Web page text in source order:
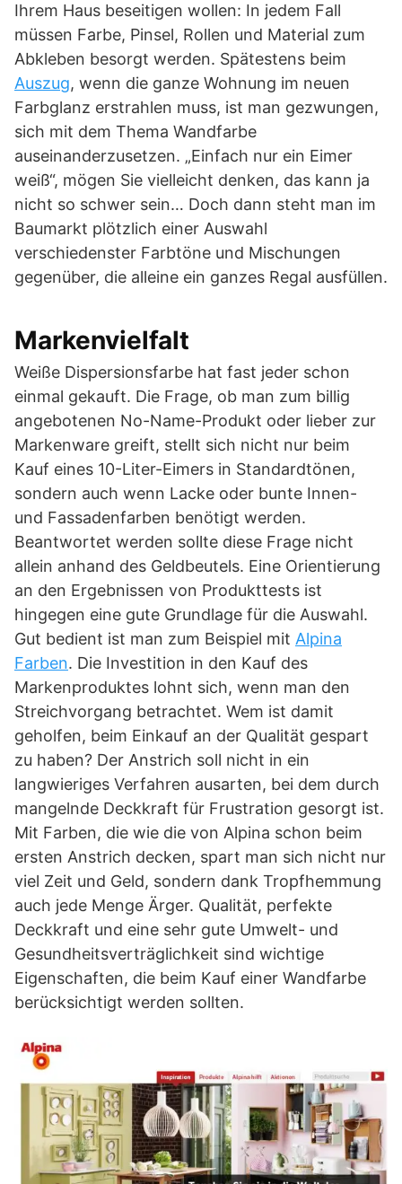
Ihrem Haus beseitigen wollen: In jedem Fall
müssen Farbe, Pinsel, Rollen und Material zum
Abkleben besorgt werden. Spätestens beim
Auszug, wenn die ganze Wohnung im neuen
Farbglanz erstrahlen muss, ist man gezwungen,
sich mit dem Thema Wandfarbe
auseinanderzusetzen. „Einfach nur ein Eimer
weiß“, mögen Sie vielleicht denken, das kann ja
nicht so schwer sein… Doch dann steht man im
Baumarkt plötzlich einer Auswahl
verschiedenster Farbtöne und Mischungen
gegenüber, die alleine ein ganzes Regal ausfüllen.
Markenvielfalt
Weiße Dispersionsfarbe hat fast jeder schon
einmal gekauft. Die Frage, ob man zum billig
angebotenen No-Name-Produkt oder lieber zur
Markenware greift, stellt sich nicht nur beim
Kauf eines 10-Liter-Eimers in Standardtönen,
sondern auch wenn Lacke oder bunte Innen-
und Fassadenfarben benötigt werden.
Beantwortet werden sollte diese Frage nicht
allein anhand des Geldbeutels. Eine Orientierung
an den Ergebnissen von Produkttests ist
hingegen eine gute Grundlage für die Auswahl.
Gut bedient ist man zum Beispiel mit Alpina
Farben. Die Investition in den Kauf des
Markenproduktes lohnt sich, wenn man den
Streichvorgang betrachtet. Wem ist damit
geholfen, beim Einkauf an der Qualität gespart
zu haben? Der Anstrich soll nicht in ein
langwieriges Verfahren ausarten, bei dem durch
mangelnde Deckkraft für Frustration gesorgt ist.
Mit Farben, die wie die von Alpina schon beim
ersten Anstrich decken, spart man sich nicht nur
viel Zeit und Geld, sondern dank Tropfhemmung
auch jede Menge Ärger. Qualität, perfekte
Deckkraft und eine sehr gute Umwelt- und
Gesundheitsverträglichkeit sind wichtige
Eigenschaften, die beim Kauf einer Wandfarbe
berücksichtigt werden sollten.